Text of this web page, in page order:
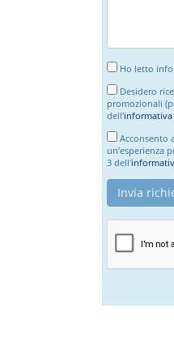
Ho letto
Desidero
promozionali
dell'informativa
Acconsento
un’esperienza
3 dell'